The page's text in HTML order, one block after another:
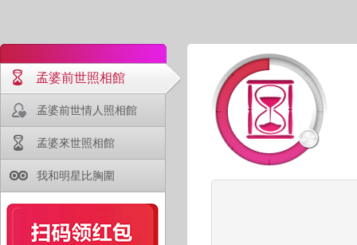
孟婆前世照相館
孟婆前世情人照相館
孟婆來世照相館
我和明星比胸圍